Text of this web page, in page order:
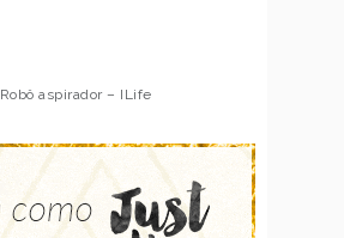
Robô aspirador – ILife